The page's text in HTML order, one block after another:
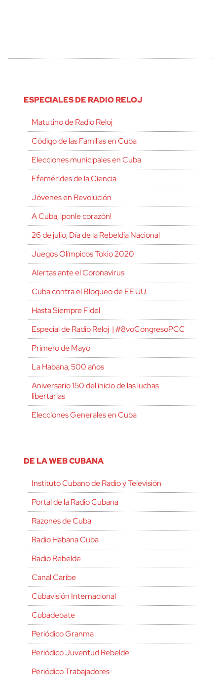
ESPECIALES DE RADIO RELOJ
Matutino de Radio Reloj
Código de las Familias en Cuba
Elecciones municipales en Cuba
Efemérides de la Ciencia
Jóvenes en Revolución
A Cuba, ¡ponle corazón!
26 de julio, Día de la Rebeldía Nacional
Juegos Olímpicos Tokio 2020
Alertas ante el Coronavirus
Cuba contra el Bloqueo de EE.UU.
Hasta Siempre Fidel
Especial de Radio Reloj | #8voCongresoPCC
Primero de Mayo
La Habana, 500 años
Aniversario 150 del inicio de las luchas
libertarias
Elecciones Generales en Cuba
DE LA WEB CUBANA
Instituto Cubano de Radio y Televisión
Portal de la Radio Cubana
Razones de Cuba
Radio Habana Cuba
Radio Rebelde
Canal Caribe
Cubavisión Internacional
Cubadebate
Periódico Granma
Periódico Juventud Rebelde
Periódico Trabajadores